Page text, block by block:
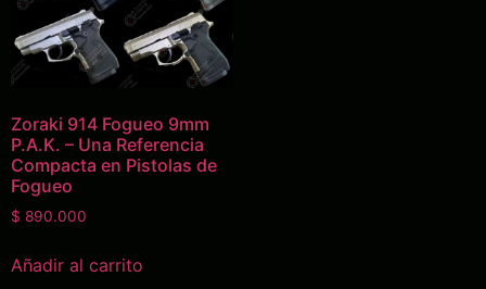
Zoraki 914 Fogueo 9mm
P.A.K. – Una Referencia
Compacta en Pistolas de
Fogueo
$ 890.000
Añadir al carrito